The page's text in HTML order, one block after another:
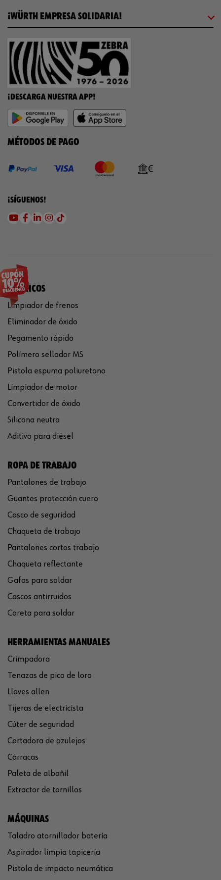
¡WÜRTH EMPRESA SOLIDARIA!
¡DESCARGA NUESTRA APP!
MÉTODOS DE PAGO
¡SÍGUENOS!
QUÍMICOS
Limpiador de frenos
Eliminador de óxido
Pegamento rápido
Polímero sellador MS
Pistola espuma poliuretano
Limpiador de motor
Convertidor de óxido
Silicona neutra
Aditivo para diésel
ROPA DE TRABAJO
Pantalones de trabajo
Guantes protección cuero
Casco de seguridad
Chaqueta de trabajo
Pantalones cortos trabajo
Chaqueta reflectante
Gafas para soldar
Cascos antirruidos
Careta para soldar
HERRAMIENTAS MANUALES
Crimpadora
Tenazas de pico de loro
Llaves allen
Tijeras de electricista
Cúter de seguridad
Cortadora de azulejos
Carracas
Paleta de albañil
Extractor de tornillos
MÁQUINAS
Taladro atornillador batería
Aspirador limpia tapicería
Pistola de impacto neumática